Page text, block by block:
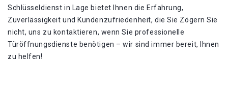
Schlüsseldienst in Lage bietet Ihnen die Erfahrung,
Zuverlässigkeit und Kundenzufriedenheit, die Sie Zögern Sie
nicht, uns zu kontaktieren, wenn Sie professionelle
Türöffnungsdienste benötigen – wir sind immer bereit, Ihnen
zu helfen!​